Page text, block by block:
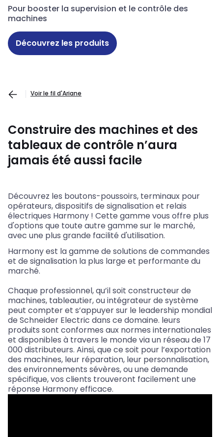
Pour booster la supervision et le contrôle des
machines
Découvrez les produits
Voir le fil d'Ariane
Construire des machines et des
tableaux de contrôle n’aura
jamais été aussi facile
Découvrez les boutons-poussoirs, terminaux pour
opérateurs, dispositifs de signalisation et relais
électriques Harmony ! Cette gamme vous offre plus
d'options que toute autre gamme sur le marché,
avec une plus grande facilité d'utilisation.
Harmony est la gamme de solutions de commandes
et de signalisation la plus large et performante du
marché.
Chaque professionnel, qu’il soit constructeur de
machines, tableautier, ou intégrateur de système
peut compter et s’appuyer sur le leadership mondial
de Schneider Electric dans ce domaine. leurs
produits sont conformes aux normes internationales
et disponibles à travers le monde via un réseau de 17
000 distributeurs. Ainsi, que ce soit pour l’exportation
des machines, leur réparation, leur personnalisation,
des environnements sévères, ou une demande
spécifique, vos clients trouveront facilement une
réponse Harmony efficace.